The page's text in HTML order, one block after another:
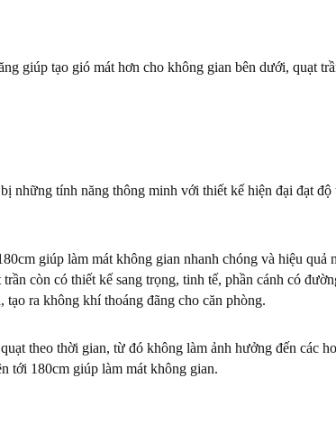
giúp tạo gió mát hơn cho không gian bên dưới, quạt
những tính năng thông minh với thiết kế hiện đại đạt độ
giúp làm mát không gian nhanh chóng và hiệu quả
còn có thiết kế sang trọng, tinh tế, phần cánh có
tạo ra không khí thoáng đãng cho căn phòng.
theo thời gian, từ đó không làm ảnh hưởng đến các
tới 180cm giúp làm mát không gian.